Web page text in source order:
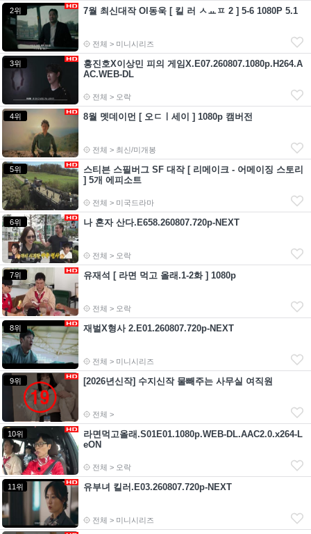
2위 7월 최신대작 Ol동욱 [ 킬 러 ㅅㅛㅍ 2 ] 5-6 1080P 5.1
전체 > 미니시리즈
3위
홍진호X이상민 피의 게임X.E07.260807.1080p.H264.A
AC.WEB-DL
전체 > 오락
4위 8월 멧데이먼 [ 오ㄷㅣ세이 ] 1080p 캠버전
전체 > 최신/미개봉
5위
스티븐 스필버그 SF 대작 [ 리메이크 - 어메이징 스토리
] 5개 에피소트
전체 > 미국드라마
6위 나 혼자 산다.E658.260807.720p-NEXT
전체 > 오락
7위 유재석 [ 라면 먹고 올래.1-2화 ] 1080p
전체 > 오락
8위 재벌X형사 2.E01.260807.720p-NEXT
전체 > 미니시리즈
9위 [2026년신작] 수지신작 물빼주는 사무실 여직원
전체 >
10위
라면먹고올래.S01E01.1080p.WEB-DL.AAC2.0.x264-L
eON
전체 > 오락
11위 유부녀 킬러.E03.260807.720p-NEXT
전체 > 미니시리즈